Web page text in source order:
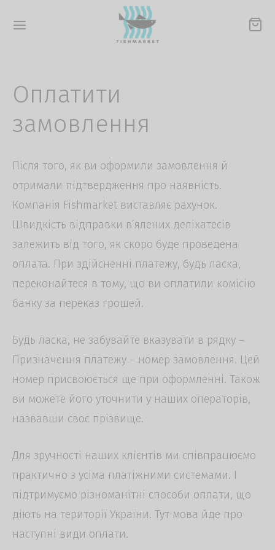
Оплатити
замовлення
Після того, як ви оформили замовлення й
отримали підтвердження про наявність.
Компанія Fishmarket виставляє рахунок.
Швидкість відправки в’ялених делікатесів
залежить від того, як скоро буде проведена
оплата. При здійсненні платежу, будь ласка,
переконайтеся в тому, що ви оплатили комісію
банку за переказ грошей.
Будь ласка, не забувайте вказувати в рядку –
Призначення платежу – номер замовлення. Цей
номер присвоюється ще при оформленні. Також
ви можете його уточнити у наших операторів,
назвавши своє прізвище.
Для зручності наших клієнтів ми співпрацюємо
практично з усіма платіжними системами. І
підтримуємо різноманітні способи оплати, що
діють на території України. Тут мова йде про
наступні види оплати.
Back
MARKET
Back
МАГАЗИН
риба
риба
набори
Back
в’ялена
ікра
Back
замовлення
замовлення
Back
ЗАМОВЛЕННЯ
товарів